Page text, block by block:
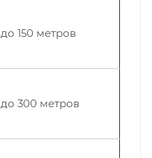
до 150 метров
до 300 метров